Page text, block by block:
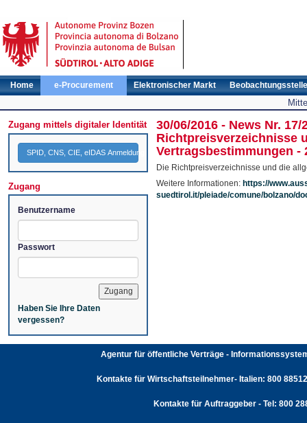
Home e-Procurement Elektronischer Markt Beobachtungsstelle
Zugang mittels digitaler Identität
SPID, CNS, CIE, eIDAS Anmeldung
Zugang
Benutzername
Passwort
Haben Sie Ihre Daten
vergessen?
30/06/2016 - News Nr.
Richtpreisverzeichnisse
Vertragsbestimmungen -
Die Richtpreisverzeichnisse und die
Weitere Informationen: https://
suedtirol.it/pleiade/comune/bolzano/
Agentur für öffentliche Verträge -
Kontakte für Wirtschaftsteilnehmer- Italien: 800
Kontakte für Auftraggeber - Tel: 800